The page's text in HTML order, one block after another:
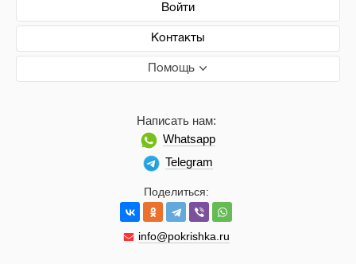
Войти
Контакты
Помощь
Поделиться:
info@pokrishka.ru
Написать нам:
Whatsapp
Telegram